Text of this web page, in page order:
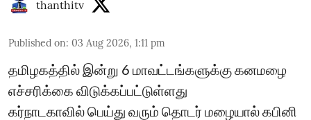
thanthitv
Published on: 03 Aug 2026, 1:11 pm
தமிழகத்தில் இன்று 6 மாவட்டங்களுக்கு கனமழை
எச்சரிக்கை விடுக்கப்பட்டுள்ளது
கர்நாடகாவில் பெய்து வரும் தொடர் மழையால் கபினி